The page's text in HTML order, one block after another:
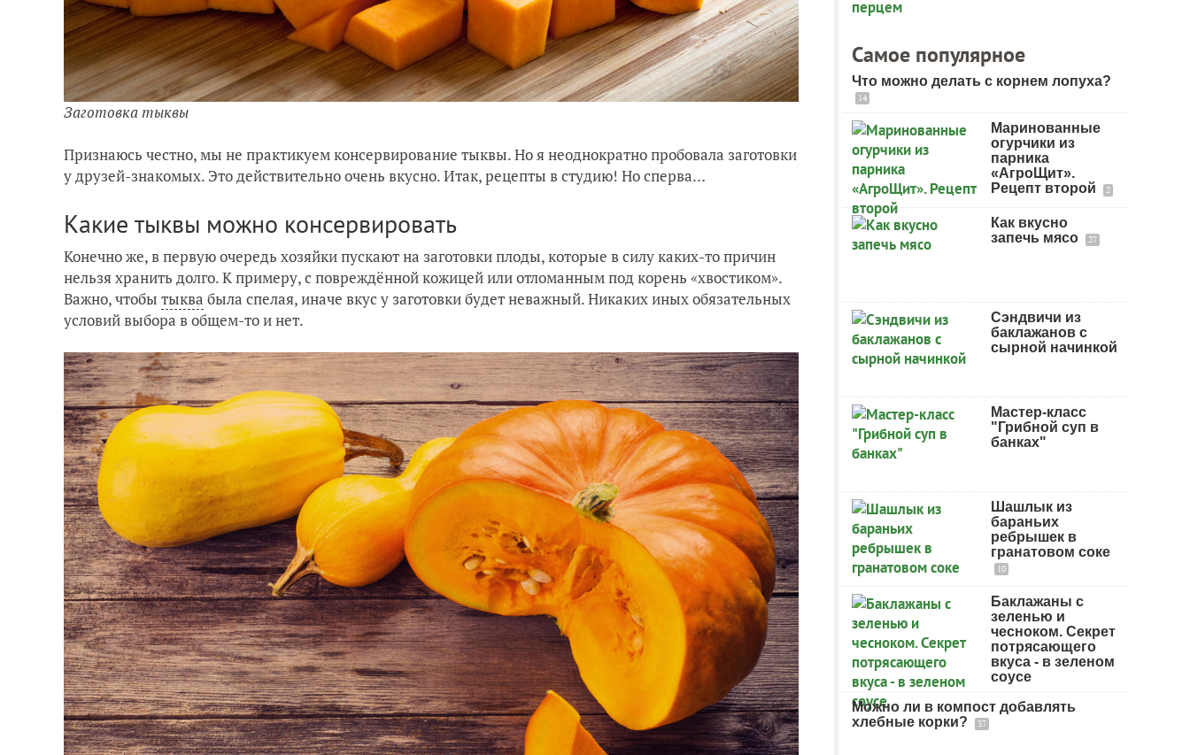
Заготовка тыквы
Признаюсь честно, мы не практикуем консервирование тыквы. Но я неоднократно пробовала заготовки
у друзей-знакомых. Это действительно очень вкусно. Итак, рецепты в студию! Но сперва…
Какие тыквы можно консервировать
Конечно же, в первую очередь хозяйки пускают на заготовки плоды, которые в силу каких-то причин
нельзя хранить долго. К примеру, с повреждённой кожицей или отломанным под корень «хвостиком».
Важно, чтобы тыква была спелая, иначе вкус у заготовки будет неважный. Никаких иных обязательных
условий выбора в общем-то и нет.
Самое популярное
Что можно делать с корнем лопуха?
14
Маринованные
огурчики из
парника
«АгроЩит».
Рецепт второй
2
Как вкусно
запечь мясо
27
Сэндвичи из
баклажанов с
сырной начинкой
Мастер-класс
"Грибной суп в
банках"
Шашлык из
бараньих
ребрышек в
гранатовом соке
10
Баклажаны с
зеленью и
чесноком. Секрет
потрясающего
вкуса - в зеленом
соусе
Можно ли в компост добавлять
хлебные корки?
37